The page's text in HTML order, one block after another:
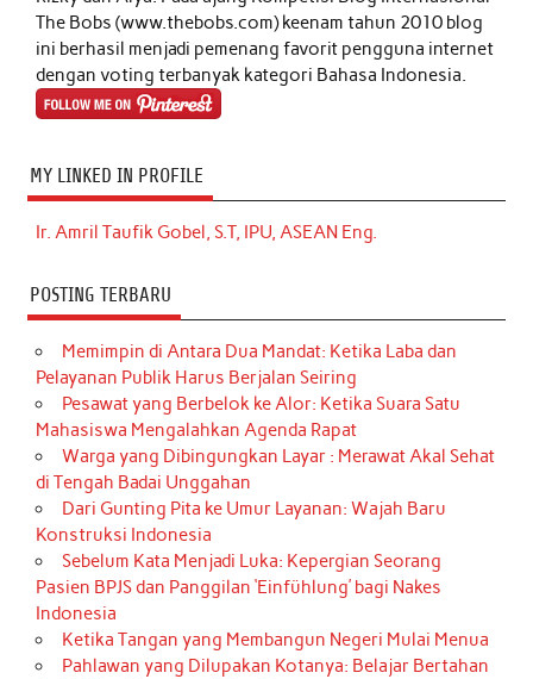
The Bobs (www.thebobs.com) keenam tahun 2010 blog
ini berhasil menjadi pemenang favorit pengguna internet
dengan voting terbanyak kategori Bahasa Indonesia.
MY LINKED IN PROFILE
Ir. Amril Taufik Gobel, S.T, IPU, ASEAN Eng.
POSTING TERBARU
Memimpin di Antara Dua Mandat: Ketika Laba dan
Pelayanan Publik Harus Berjalan Seiring
Pesawat yang Berbelok ke Alor: Ketika Suara Satu
Mahasiswa Mengalahkan Agenda Rapat
Warga yang Dibingungkan Layar : Merawat Akal Sehat
di Tengah Badai Unggahan
Dari Gunting Pita ke Umur Layanan: Wajah Baru
Konstruksi Indonesia
Sebelum Kata Menjadi Luka: Kepergian Seorang
Pasien BPJS dan Panggilan ‘Einfühlung’ bagi Nakes
Indonesia
Ketika Tangan yang Membangun Negeri Mulai Menua
Pahlawan yang Dilupakan Kotanya: Belajar Bertahan